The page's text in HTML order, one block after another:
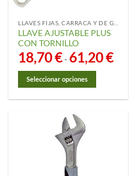
LLAVE AJUSTABLE PLUS
CON TORNILLO
18,70€- 61,20€Rango
de
61,20
Seleccionar opciones